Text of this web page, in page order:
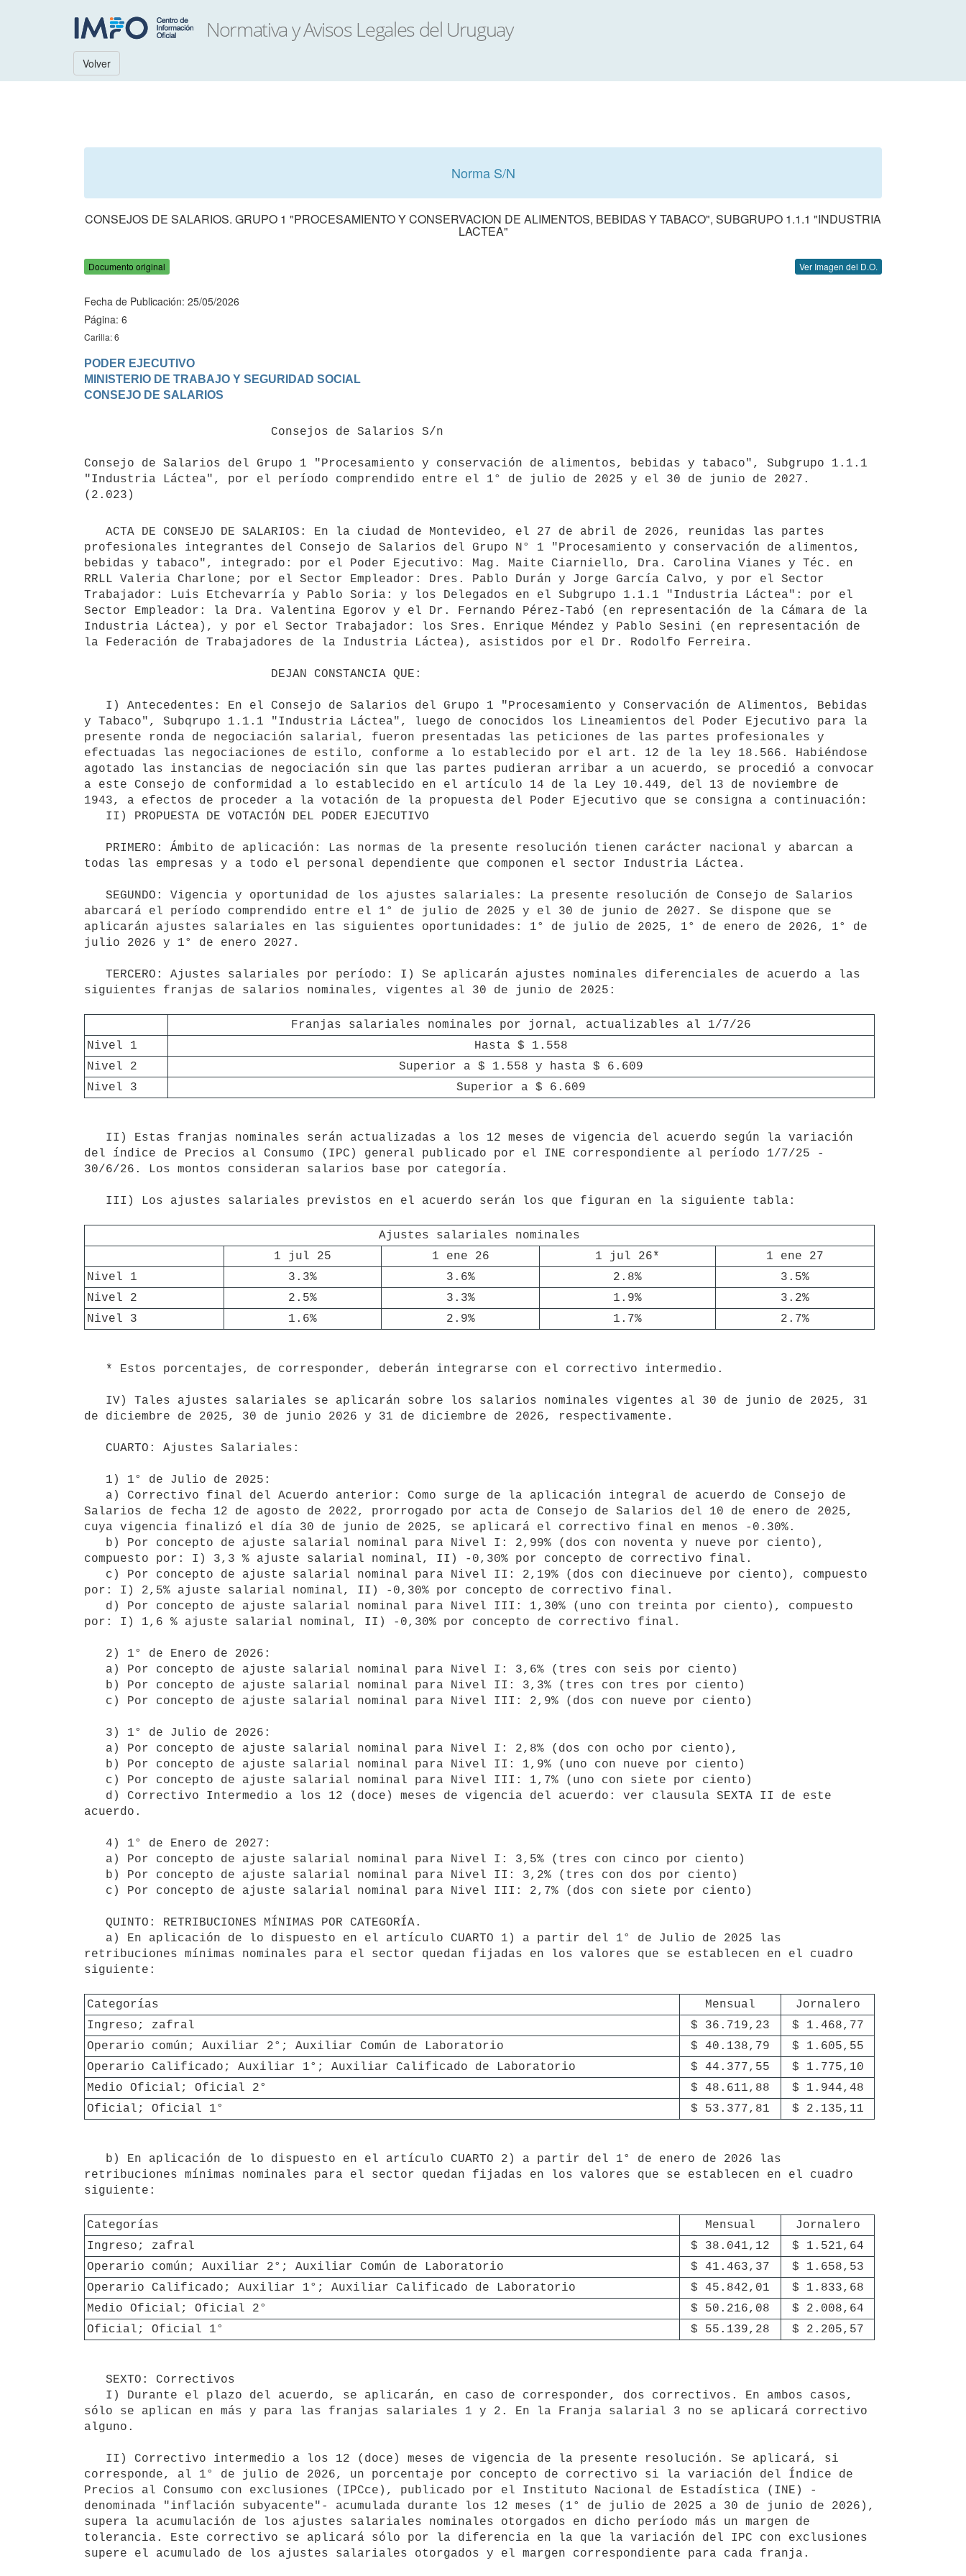
Volver
Norma S/N
CONSEJOS DE SALARIOS. GRUPO 1 "PROCESAMIENTO Y CONSERVACION DE ALIMENTOS, BEBIDAS Y TABACO", SUBGRUPO 1.1.1 "INDUSTRIA
LACTEA"
Documento original Ver Imagen del D.O.
Fecha de Publicación: 25/05/2026
Página: 6
Carilla: 6
PODER EJECUTIVO
MINISTERIO DE TRABAJO Y SEGURIDAD SOCIAL
Consejo de Salarios del Grupo 1 "Procesamiento y conservación de alimentos, bebidas y tabaco", Subgrupo 1.1.1
"Industria Láctea", por el período comprendido entre el 1° de julio de 2025 y el 30 de junio de 2027.
profesionales integrantes del Consejo de Salarios del Grupo N° 1 "Procesamiento y conservación de alimentos,
bebidas y tabaco", integrado: por el Poder Ejecutivo: Mag. Maite Ciarniello, Dra. Carolina Vianes y Téc. en
RRLL Valeria Charlone; por el Sector Empleador: Dres. Pablo Durán y Jorge García Calvo, y por el Sector
Trabajador: Luis Etchevarría y Pablo Soria: y los Delegados en el Subgrupo 1.1.1 "Industria Láctea": por el
Sector Empleador: la Dra. Valentina Egorov y el Dr. Fernando Pérez-Tabó (en representación de la Cámara de la
Industria Láctea), y por el Sector Trabajador: los Sres. Enrique Méndez y Pablo Sesini (en representación de
la Federación de Trabajadores de la Industria Láctea), asistidos por el Dr. Rodolfo Ferreira.
y Tabaco", Subqrupo 1.1.1 "Industria Láctea", luego de conocidos los Lineamientos del Poder Ejecutivo para la
presente ronda de negociación salarial, fueron presentadas las peticiones de las partes profesionales y
efectuadas las negociaciones de estilo, conforme a lo establecido por el art. 12 de la ley 18.566. Habiéndose
agotado las instancias de negociación sin que las partes pudieran arribar a un acuerdo, se procedió a convocar
a este Consejo de conformidad a lo establecido en el artículo 14 de la Ley 10.449, del 13 de noviembre de
1943, a efectos de proceder a la votación de la propuesta del Poder Ejecutivo que se consigna a continuación:
todas las empresas y a todo el personal dependiente que componen el sector Industria Láctea.
abarcará el período comprendido entre el 1° de julio de 2025 y el 30 de junio de 2027. Se dispone que se
aplicarán ajustes salariales en las siguientes oportunidades: 1° de julio de 2025, 1° de enero de 2026, 1° de
julio 2026 y 1° de enero 2027.
siguientes franjas de salarios nominales, vigentes al 30 de junio de 2025:
Franjas salariales nominales por jornal, actualizables al 1/7/26
Nivel 1
Hasta $ 1.558
Nivel 2
Superior a $ 1.558 y hasta $ 6.609
Nivel 3
Superior a $ 6.609
del índice de Precios al Consumo (IPC) general publicado por el INE correspondiente al período 1/7/25 -
30/6/26. Los montos consideran salarios base por categoría.
Ajustes salariales nominales
1 jul 25
1 ene 26 1 jul 26*
1 ene 27
Nivel 1
3.3% 3.6% 2.8%
3.5%
Nivel 2
2.5% 3.3% 1.9%
3.2%
Nivel 3
1.6% 2.9% 1.7% 2.7%
de diciembre de 2025, 30 de junio 2026 y 31 de diciembre de 2026, respectivamente.
Salarios de fecha 12 de agosto de 2022, prorrogado por acta de Consejo de Salarios del 10 de enero de 2025,
cuya vigencia finalizó el día 30 de junio de 2025, se aplicará el correctivo final en menos -0.30%.
compuesto por: I) 3,3 % ajuste salarial nominal, II) -0,30% por concepto de correctivo final.
por: I) 2,5% ajuste salarial nominal, II) -0,30% por concepto de correctivo final.
por: I) 1,6 % ajuste salarial nominal, II) -0,30% por concepto de correctivo final.
acuerdo.
retribuciones mínimas nominales para el sector quedan fijadas en los valores que se establecen en el cuadro
siguiente:
Categorías Mensual
Jornalero
Ingreso; zafral
$ 36.719,23
$ 1.468,77
Operario común; Auxiliar 2°; Auxiliar Común de Laboratorio
$ 40.138,79
$ 1.605,55
Operario Calificado; Auxiliar 1°; Auxiliar Calificado de Laboratorio
$ 44.377,55
$ 1.775,10
Medio Oficial; Oficial 2°
$ 48.611,88
$ 1.944,48
Oficial; Oficial 1°
$ 53.377,81 $ 2.135,11
retribuciones mínimas nominales para el sector quedan fijadas en los valores que se establecen en el cuadro
siguiente:
Categorías Mensual
Jornalero
Ingreso; zafral
$ 38.041,12
$ 1.521,64
Operario común; Auxiliar 2°; Auxiliar Común de Laboratorio
$ 41.463,37
$ 1.658,53
Operario Calificado; Auxiliar 1°; Auxiliar Calificado de Laboratorio
$ 45.842,01
$ 1.833,68
Medio Oficial; Oficial 2°
$ 50.216,08
$ 2.008,64
Oficial; Oficial 1°
$ 55.139,28 $ 2.205,57
sólo se aplican en más y para las franjas salariales 1 y 2. En la Franja salarial 3 no se aplicará correctivo
alguno.
corresponde, al 1° de julio de 2026, un porcentaje por concepto de correctivo si la variación del Índice de
Precios al Consumo con exclusiones (IPCce), publicado por el Instituto Nacional de Estadística (INE) -
denominada "inflación subyacente"- acumulada durante los 12 meses (1° de julio de 2025 a 30 de junio de 2026),
supera la acumulación de los ajustes salariales nominales otorgados en dicho período más un margen de
tolerancia. Este correctivo se aplicará sólo por la diferencia en la que la variación del IPC con exclusiones
supere el acumulado de los ajustes salariales otorgados y el margen correspondiente para cada franja.